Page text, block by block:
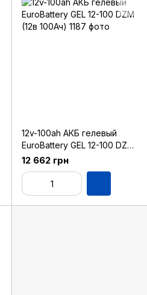
12v-100ah АКБ гелевый
EuroBattery GEL 12-100 DZM
(12в 100Ач)
12 662 грн